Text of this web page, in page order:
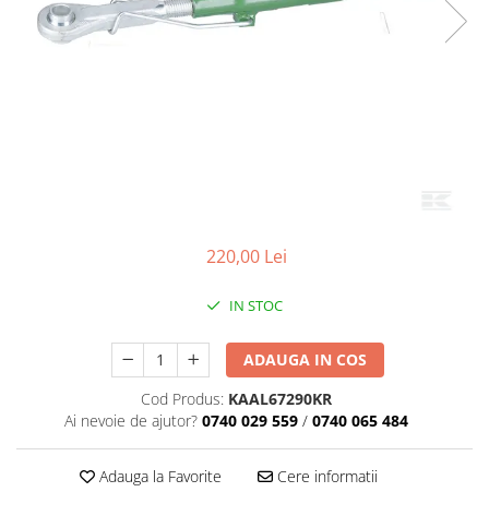
220,00 Lei
IN STOC
ADAUGA IN COS
Cod Produs: KAAL67290KR
Ai nevoie de ajutor? 0740 029 559 / 0740 065 484
Adauga la Favorite Cere informatii